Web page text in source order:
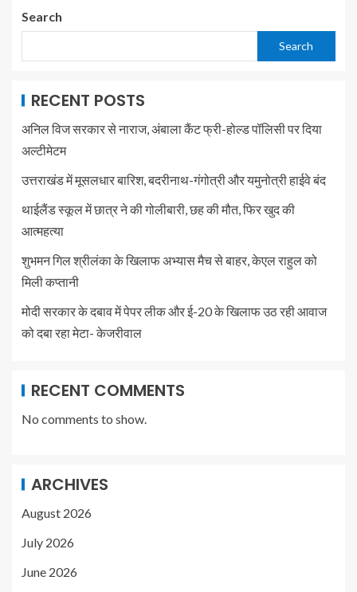
Search
Search
RECENT POSTS
अनिल विज सरकार से नाराज, अंबाला कैंट फ्री-होल्ड पॉलिसी पर दिया
अल्टीमेटम
उत्तराखंड में मूसलधार बारिश, बदरीनाथ-गंगोत्री और यमुनोत्री हाईवे बंद
थाईलैंड स्कूल में छात्र ने की गोलीबारी, छह की मौत, फिर खुद की
आत्महत्या
शुभमन गिल श्रीलंका के खिलाफ अभ्यास मैच से बाहर, केएल राहुल को
मिली कप्तानी
मोदी सरकार के दबाव में पेपर लीक और ई-20 के खिलाफ उठ रही आवाज
को दबा रहा मेटा- केजरीवाल
RECENT COMMENTS
No comments to show.
ARCHIVES
August 2026
July 2026
June 2026